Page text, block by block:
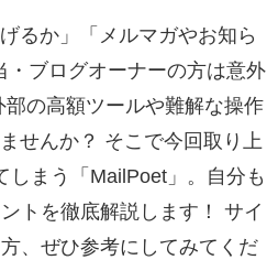
るか」「メルマガやお知ら
ブログオーナーの方は意外
の高額ツールや難解な操作
せんか？ そこで今回取り上
まう「MailPoet」。自分も
トを徹底解説します！ サイ
、ぜひ参考にしてみてくだ